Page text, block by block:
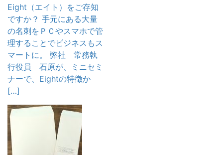
Eight（エイト）をご存知
ですか？ 手元にある大量
の名刺をＰＣやスマホで管
理することでビジネスもス
マートに。 弊社 常務執
行役員 石原が、ミニセミ
ナーで、Eightの特徴か
[…]